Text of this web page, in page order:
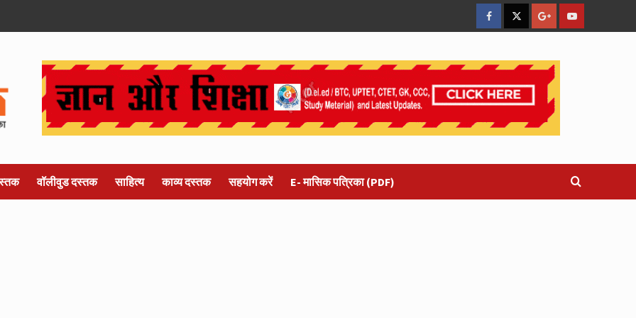
facebookTwitterGoogleYouTube
वॉलीवुड दस्तक साहित्य काव्य दस्तक सहयोग करें E- मासिक पत्रिका (PDF)